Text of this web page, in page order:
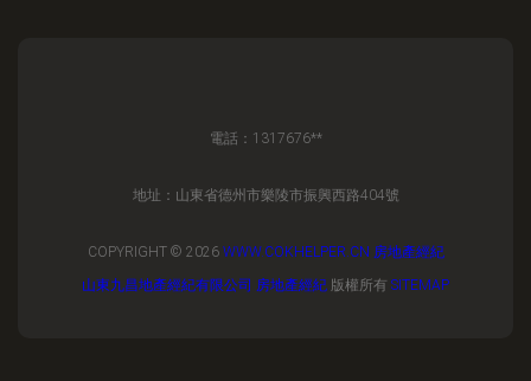
電話：1317676**
地址：山東省德州市樂陵市振興西路404號
COPYRIGHT © 2026 WWW.COKHELPER.CN 房地產經紀
山東九昌地產經紀有限公司 房地產經紀 版權所有 SITEMAP